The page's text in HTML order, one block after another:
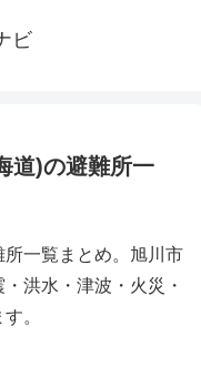
ビ
道)の避難所一
一覧まとめ。旭川市
洪水・津波・火災・
。